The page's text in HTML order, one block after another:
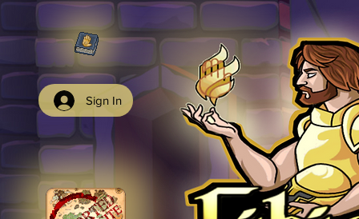
Sign In